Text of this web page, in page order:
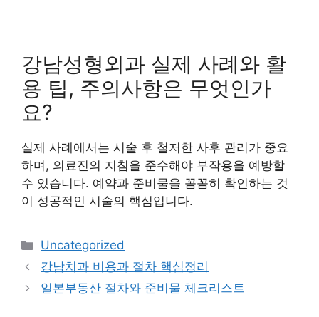
강남성형외과 실제 사례와 활
용 팁, 주의사항은 무엇인가
요?
실제 사례에서는 시술 후 철저한 사후 관리가 중요
하며, 의료진의 지침을 준수해야 부작용을 예방할
수 있습니다. 예약과 준비물을 꼼꼼히 확인하는 것
이 성공적인 시술의 핵심입니다.
카
테
리
Uncategorized
강남치과 비용과 절차 핵심정리
일본부동산 절차와 준비물 체크리스트